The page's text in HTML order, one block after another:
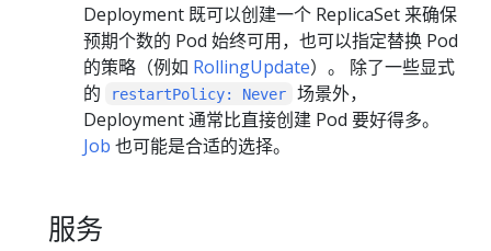
Deployment 既可以创建一个 ReplicaSet 来确保
预期个数的 Pod 始终可用，也可以指定替换 Pod
的策略（例如 RollingUpdate）。 除了一些显式
的
restartPolicy: Never
场景外，
Deployment 通常比直接创建 Pod 要好得多。
Job 也可能是合适的选择。
服务